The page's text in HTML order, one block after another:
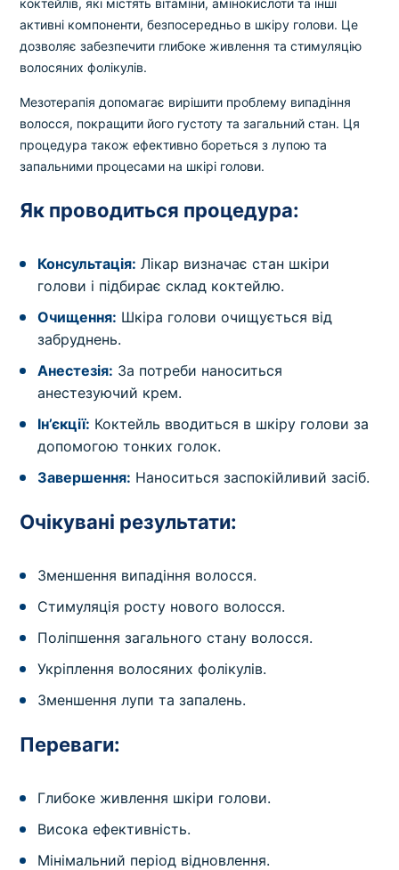
активні компоненти, безпосередньо в шкіру голови. Це
дозволяє забезпечити глибоке живлення та стимуляцію
волосяних фолікулів.
Мезотерапія допомагає вирішити проблему випадіння
волосся, покращити його густоту та загальний стан. Ця
процедура також ефективно бореться з лупою та
запальними процесами на шкірі голови.
Як проводиться процедура:
Консультація: Лікар визначає стан шкіри
голови і підбирає склад коктейлю.
Очищення: Шкіра голови очищується від
забруднень.
Анестезія: За потреби наноситься
анестезуючий крем.
Ін’єкції: Коктейль вводиться в шкіру голови за
допомогою тонких голок.
Завершення: Наноситься заспокійливий засіб.
Очікувані результати:
Зменшення випадіння волосся.
Стимуляція росту нового волосся.
Поліпшення загального стану волосся.
Укріплення волосяних фолікулів.
Зменшення лупи та запалень.
Переваги:
Глибоке живлення шкіри голови.
Висока ефективність.
Мінімальний період відновлення.